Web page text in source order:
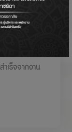
Shop
เร็จจากงาน